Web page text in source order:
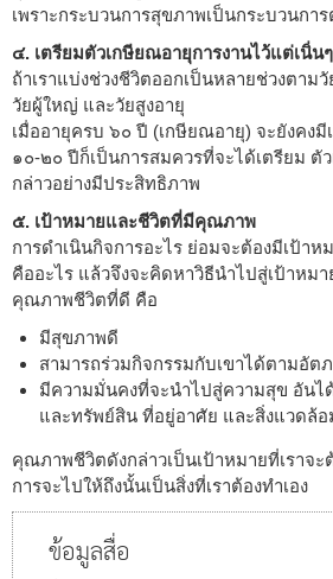
เพราะกระบวนการสุขภาพเป็นกระบวนกา
๔. เตรียมตัวเกษียณอายุการงานไว้แต่เนิ่นๆ
ถ้าเราแบ่งช่วงชีวิตออกเป็นหลายช่วงตามวั
วัยผู้ใหญ่ และวัยสูงอายุ
เมื่ออายุครบ ๖๐ ปี (เกษียณอายุ) จะยังคงมี
๑๐-๒๐ ปีก็เป็นการสมควรที่จะได้เตรียม ตัว
กล่าวอย่างมีประสิทธิภาพ
๕. เป้าหมายและชีวิตที่มีคุณภาพ
การดำเนินกิจการอะไร ย่อมจะต้องมีเป้า
คืออะไร แล้วจึงจะคิดหาวิธีนำไปสู่เป้าหม
คุณภาพชีวิตที่ดี คือ
มีสุขภาพดี
สามารถร่วมกิจกรรมกับเขาได้ตามอัต
มีความมั่นคงที่จะนำไปสู่ความสุข อันไ
และทรัพย์สิน ที่อยู่อาศัย และสิ่งแวดล้อ
คุณภาพชีวิตดังกล่าวเป็นเป้าหมายที่เราจะ
การจะไปให้ถึงนั้นเป็นสิ่งที่เราต้องทำเอง
ข้อมูลสื่อ